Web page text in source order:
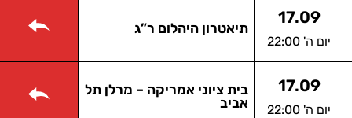
17.09
יום ה' 22:00
תיאטרון היהלום ר”ג
17.09
יום ה' 22:00
בית ציוני אמריקה – מרלן תל
אביב